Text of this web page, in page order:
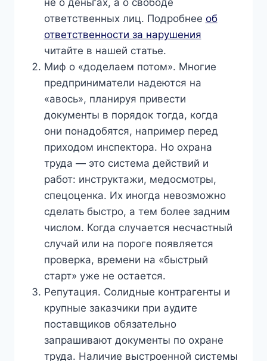
ответственных лиц. Подробнее об
ответственности за нарушения
читайте в нашей статье.
Миф о «доделаем потом». Многие
предприниматели надеются на
«авось», планируя привести
документы в порядок тогда, когда
они понадобятся, например перед
приходом инспектора. Но охрана
труда — это система действий и
работ: инструктажи, медосмотры,
спецоценка. Их иногда невозможно
сделать быстро, а тем более задним
числом. Когда случается несчастный
случай или на пороге появляется
проверка, времени на «быстрый
старт» уже не остается.
Репутация. Солидные контрагенты и
крупные заказчики при аудите
поставщиков обязательно
запрашивают документы по охране
труда. Наличие выстроенной системы